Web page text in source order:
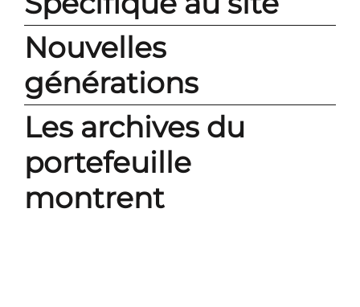
Nouvelles
générations
Les archives du
portefeuille
montrent